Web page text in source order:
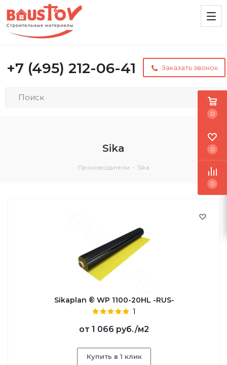
+7 (495) 212-06-41 Заказать звонок
Sika
Производители - Sika
Sikaplan ® WP 1100-20HL -RUS-
1
от 1 066 руб./м2
Купить в 1 клик
0
0
0